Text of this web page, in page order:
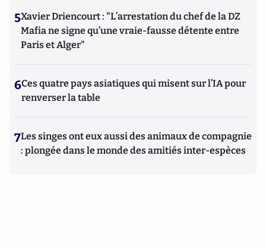
5Xavier Driencourt : "L’arrestation du chef de la DZ
Mafia ne signe qu’une vraie-fausse détente entre
Paris et Alger"
6Ces quatre pays asiatiques qui misent sur l’IA pour
renverser la table
7Les singes ont eux aussi des animaux de compagnie
: plongée dans le monde des amitiés inter-espèces